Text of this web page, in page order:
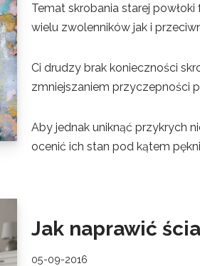
Temat skrobania starej
wielu zwolenników jak i
Ci drudzy brak konieczności
zmniejszaniem przyczepności
Aby jednak uniknąć przykrych
ocenić ich stan pod kątem
Jak naprawić
05-09-2016